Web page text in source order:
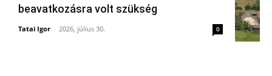
beavatkozásra volt szükség
Tatai Igor - 2026, július 30. 0